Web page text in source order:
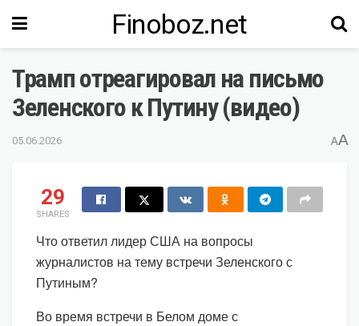
Finoboz.net
Трамп отреагировал на письмо
Зеленского к Путину (видео)
05.06.2026 AA
29
SHARES
Что ответил лидер США на вопросы
журналистов на тему встречи Зеленского с
Путиным?
Во время встречи в Белом доме с